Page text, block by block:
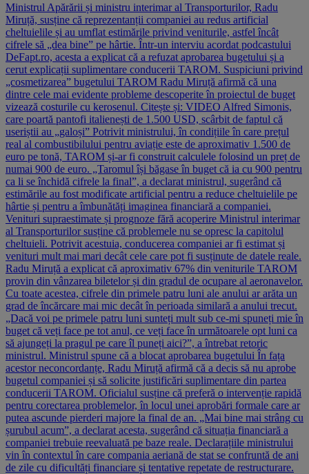
Ministrul Apărării și ministru interimar al Transporturilor, Radu
Miruță, susține că reprezentanții companiei au redus artificial
cheltuielile și au umflat estimările privind veniturile, astfel încât
cifrele să „dea bine” pe hârtie. Într-un interviu acordat podcastului
DeFapt.ro, acesta a explicat că a refuzat aprobarea bugetului și a
cerut explicații suplimentare conducerii TAROM. Suspiciuni privind
„cosmetizarea” bugetului TAROM Radu Miruță afirmă că una
dintre cele mai evidente probleme descoperite în proiectul de buget
vizează costurile cu kerosenul. Citește și: VIDEO Alfred Simonis,
care poartă pantofi italienești de 1.500 USD, scârbit de faptul că
useriștii au „galoși” Potrivit ministrului, în condițiile în care prețul
real al combustibilului pentru aviație este de aproximativ 1.500 de
euro pe tonă, TAROM și-ar fi construit calculele folosind un preț de
numai 900 de euro. „Taromul își băgase în buget că ia cu 900 pentru
ca li se închidă cifrele la final”, a declarat ministrul, sugerând că
estimările au fost modificate artificial pentru a reduce cheltuielile pe
hârtie și pentru a îmbunătăți imaginea financiară a companiei.
Venituri supraestimate și prognoze fără acoperire Ministrul interimar
al Transporturilor susține că problemele nu se opresc la capitolul
cheltuieli. Potrivit acestuia, conducerea companiei ar fi estimat și
venituri mult mai mari decât cele care pot fi susținute de datele reale.
Radu Miruță a explicat că aproximativ 67% din veniturile TAROM
provin din vânzarea biletelor și din gradul de ocupare al aeronavelor.
Cu toate acestea, cifrele din primele patru luni ale anului ar arăta un
grad de încărcare mai mic decât în perioada similară a anului trecut.
„Dacă voi pe primele patru luni sunteți mult sub ce-mi spuneți mie în
buget că veți face pe tot anul, ce veți face în următoarele opt luni ca
să ajungeți la pragul pe care îl puneți aici?”, a întrebat retoric
ministrul. Ministrul spune că a blocat aprobarea bugetului În fața
acestor neconcordanțe, Radu Miruță afirmă că a decis să nu aprobe
bugetul companiei și să solicite justificări suplimentare din partea
conducerii TAROM. Oficialul susține că preferă o intervenție rapidă
pentru corectarea problemelor, în locul unei aprobări formale care ar
putea ascunde pierderi majore la final de an. „Mai bine mai strâng cu
șurubul acum”, a declarat acesta, sugerând că situația financiară a
companiei trebuie reevaluată pe baze reale. Declarațiile ministrului
vin în contextul în care compania aeriană de stat se confruntă de ani
de zile cu dificultăți financiare și tentative repetate de restructurare.